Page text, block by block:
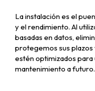
La instalación es el
y el rendimiento. Al
basadas en datos,
protegemos sus plazos
estén optimizados
mantenimiento a futuro.